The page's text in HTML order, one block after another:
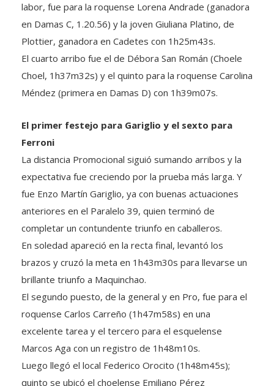
labor, fue para la roquense Lorena Andrade (ganadora
en Damas C, 1.20.56) y la joven Giuliana Platino, de
Plottier, ganadora en Cadetes con 1h25m43s.
El cuarto arribo fue el de Débora San Román (Choele
Choel, 1h37m32s) y el quinto para la roquense Carolina
Méndez (primera en Damas D) con 1h39m07s.
El primer festejo para Gariglio y el sexto para
Ferroni
La distancia Promocional siguió sumando arribos y la
expectativa fue creciendo por la prueba más larga. Y
fue Enzo Martín Gariglio, ya con buenas actuaciones
anteriores en el Paralelo 39, quien terminó de
completar un contundente triunfo en caballeros.
En soledad apareció en la recta final, levantó los
brazos y cruzó la meta en 1h43m30s para llevarse un
brillante triunfo a Maquinchao.
El segundo puesto, de la general y en Pro, fue para el
roquense Carlos Carreño (1h47m58s) en una
excelente tarea y el tercero para el esquelense
Marcos Aga con un registro de 1h48m10s.
Luego llegó el local Federico Orocito (1h48m45s);
quinto se ubicó el choelense Emiliano Pérez